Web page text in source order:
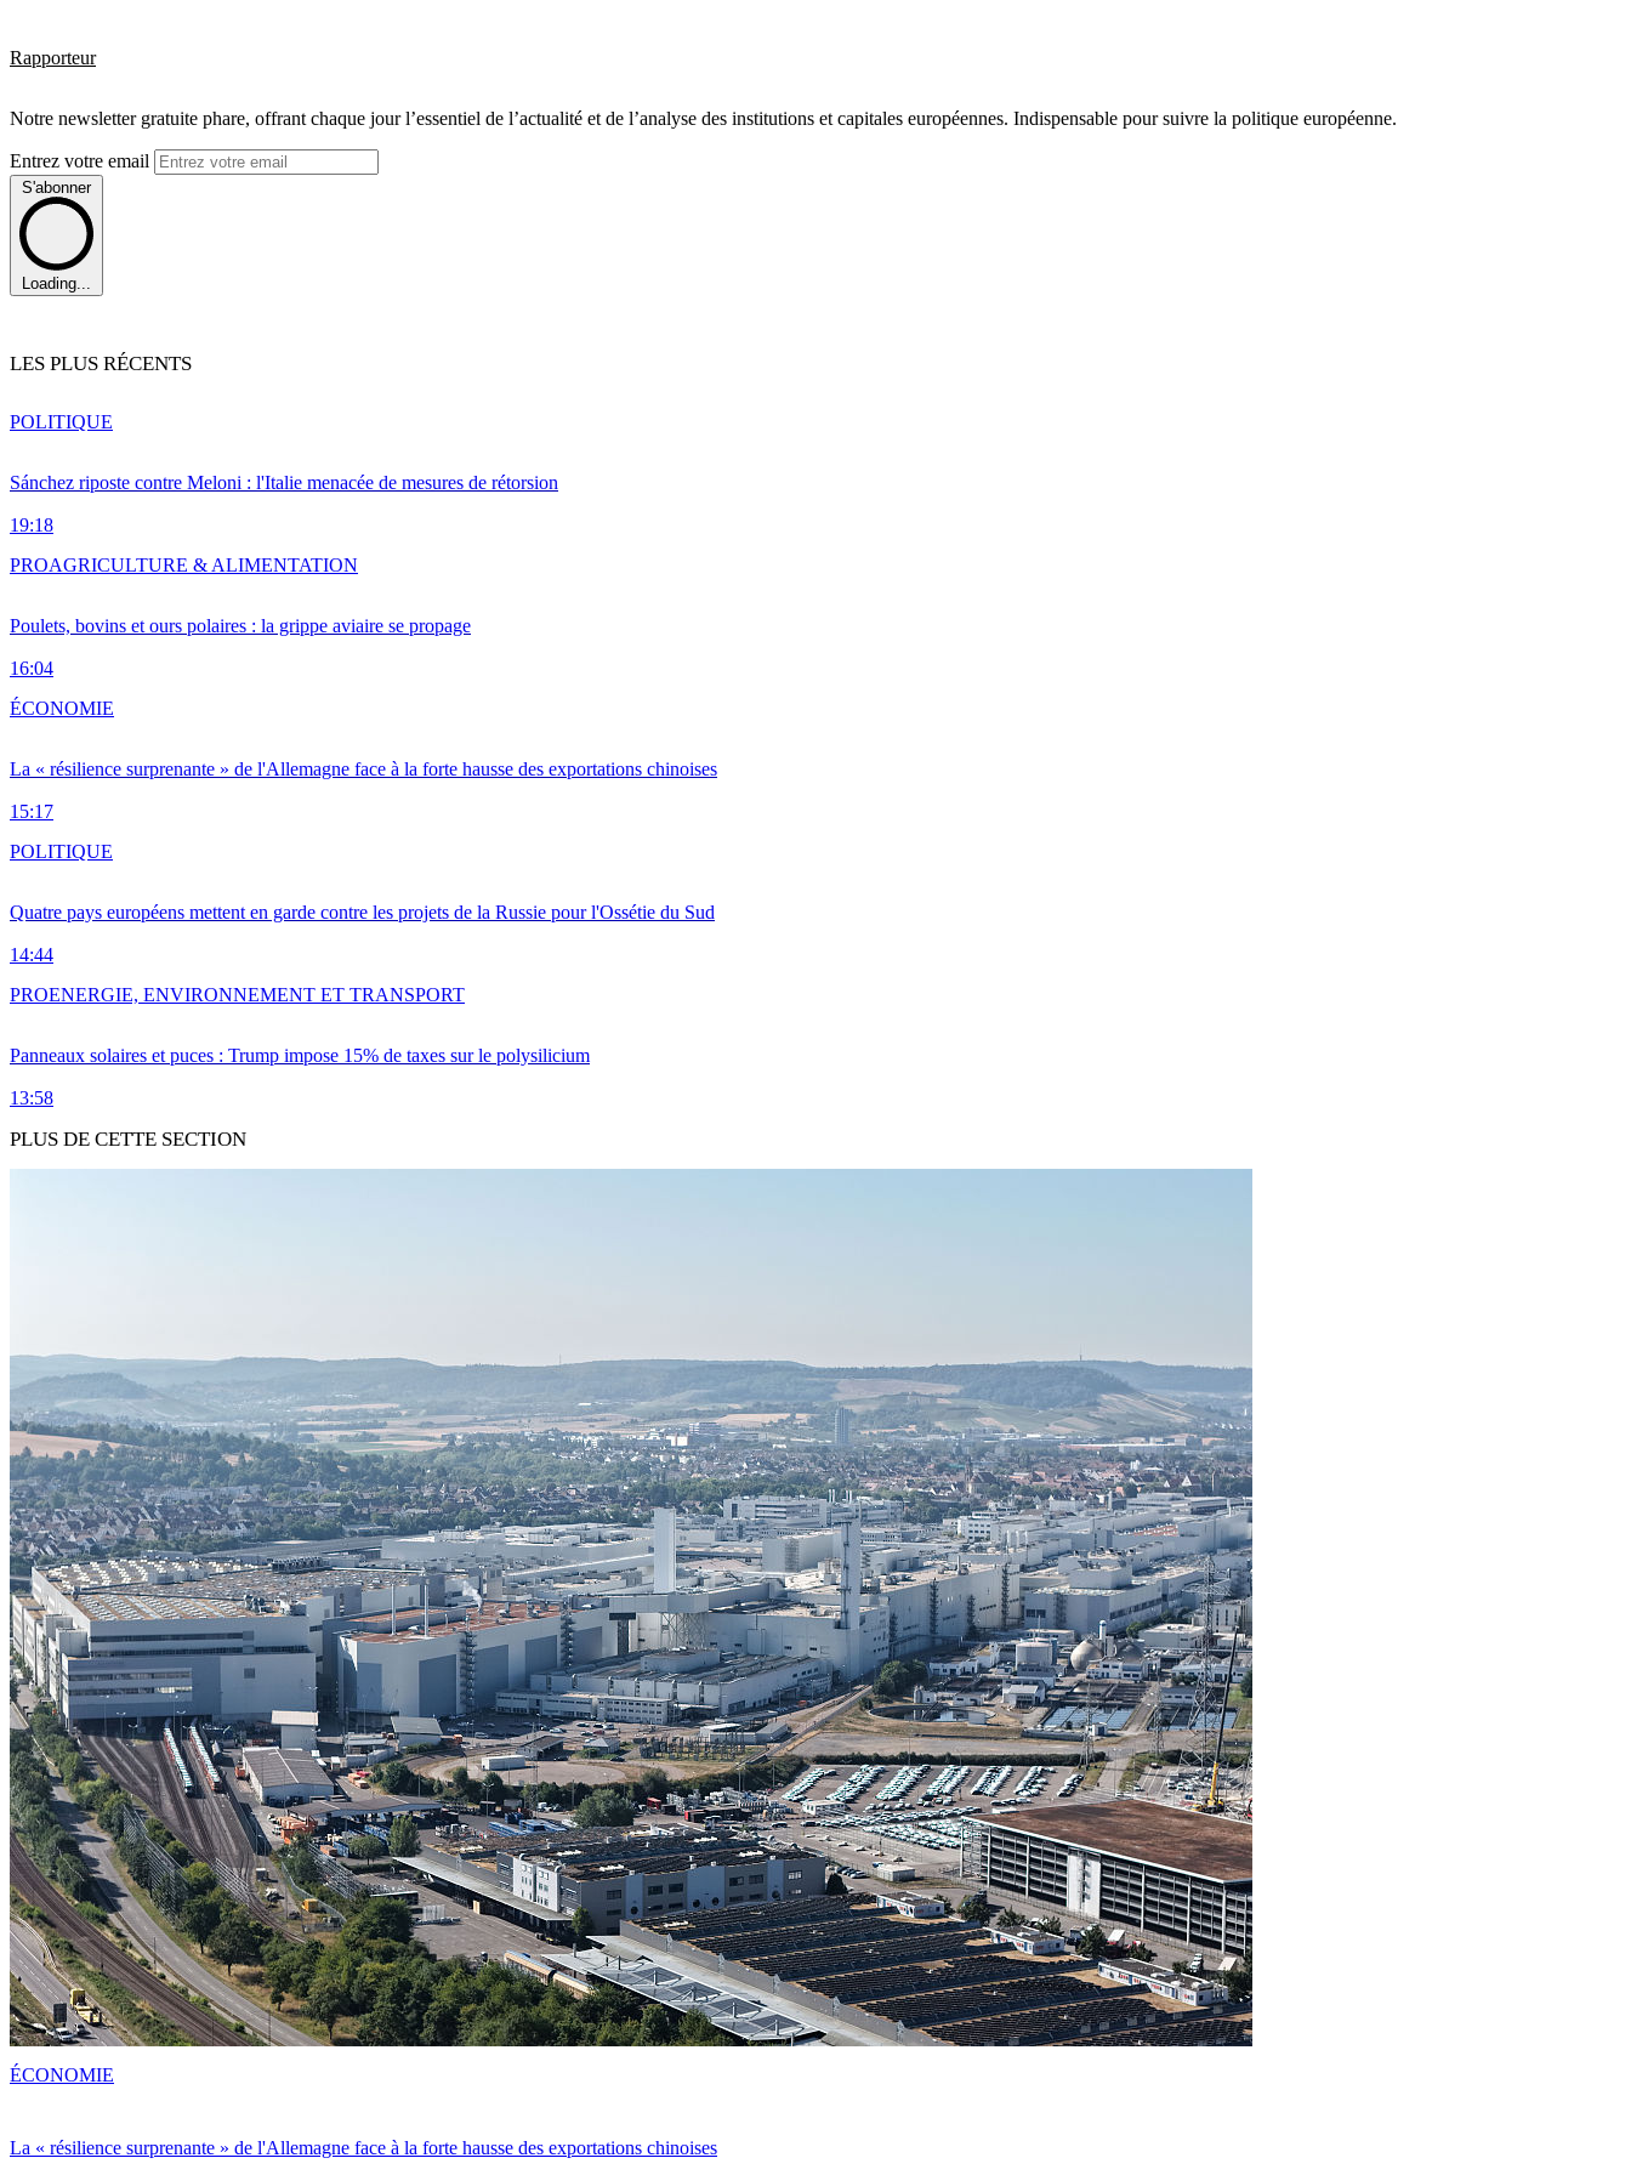
Rapporteur
Notre newsletter gratuite phare, offrant chaque jour l’essentiel de l’actualité et de l’analyse des institutions et capitales européennes. Indispensable pour suivre la politique européenne.
Entrez votre email
S'abonner
Loading...
LES PLUS RÉCENTS
Sánchez riposte contre Meloni : l'Italie menacée de mesures de rétorsion
19:18
POLITIQUE
Poulets, bovins et ours polaires : la grippe aviaire se propage
16:04
PROAGRICULTURE & ALIMENTATION
La « résilience surprenante » de l'Allemagne face à la forte hausse des exportations chinoises
15:17
ÉCONOMIE
Quatre pays européens mettent en garde contre les projets de la Russie pour l'Ossétie du Sud
14:44
POLITIQUE
Panneaux solaires et puces : Trump impose 15% de taxes sur le polysilicium
13:58
PROENERGIE, ENVIRONNEMENT ET TRANSPORT
PLUS DE CETTE SECTION
La « résilience surprenante » de l'Allemagne face à la forte hausse des exportations chinoises
ÉCONOMIE